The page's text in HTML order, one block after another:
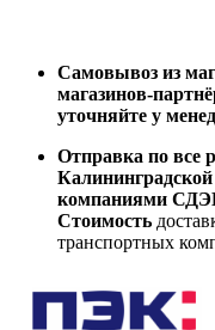
Самовывоз из
магазинов-
уточняйте у
Отправка по все
компаниями
Стоимость
транспортных